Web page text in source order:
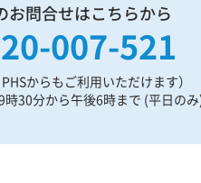
お問合せはこちらから
007-521
PHSからもご利用いただけます）
時30分から午後6時まで (平日の